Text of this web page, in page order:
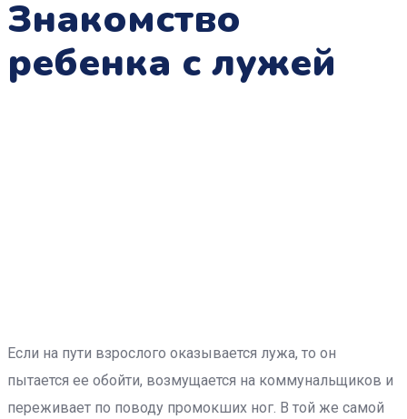
Знакомство
ребенка с лужей
Если на пути взрослого оказывается лужа, то он
пытается ее обойти, возмущается на коммунальщиков и
переживает по поводу промокших ног. В той же самой